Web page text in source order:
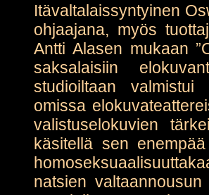
Itävaltalaissyntyinen
ohjaajana, myös
Antti Alasen mukaan
saksalaisiin
studioiltaan
omissa
valistuselokuvien
käsitellä sen
natsien